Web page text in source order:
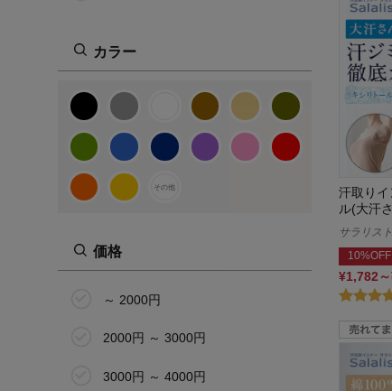
S
M
LL
4L
5L
その他
カラー
その他
価格
～ 2000円
2000円 ～ 3000円
3000円 ～ 4000円
汗取り
ル(大汗
サラリス
10%OFF
¥1,782